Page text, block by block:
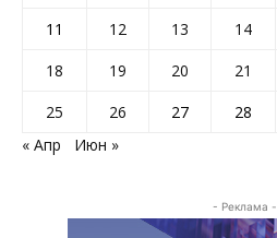
11
12 13 14
18
19 20 21
25
26 27 28
« Апр
Июн »
- Реклама -